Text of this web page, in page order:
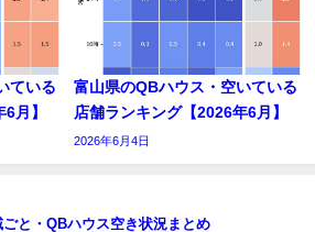
ている
月】
富山県のQBハウス・空いている
店舗ランキング【2026年6月】
2026年6月4日
ごと・QBハウス空き状況まとめ